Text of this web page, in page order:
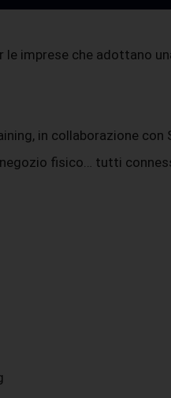
imprese che adottano
in collaborazione
fisico… tutti